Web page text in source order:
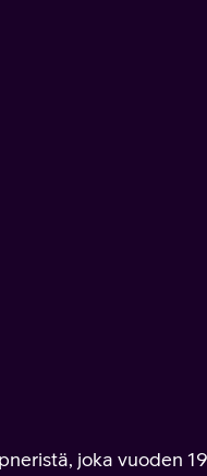
joka vuoden